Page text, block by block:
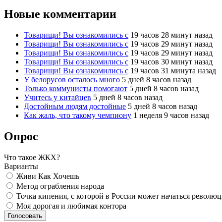
Новые комментарии
Товарищи! Вы ознакомились с 19 часов 28 минут назад
Товарищи! Вы ознакомились с 19 часов 29 минут назад
Товарищи! Вы ознакомились с 19 часов 29 минут назад
Товарищи! Вы ознакомились с 19 часов 30 минут назад
Товарищи! Вы ознакомились с 19 часов 31 минута назад
У белорусов осталось много 5 дней 8 часов назад
Только коммунисты помогают 5 дней 8 часов назад
Учитесь у китайцев 5 дней 8 часов назад
Достойным людям достойные 5 дней 8 часов назад
Как жаль, что такому чемпиону 1 неделя 9 часов назад
Опрос
Что такое ЖКХ?
Варианты
Живи Как Хочешь
Метод ограбления народа
Точка кипения, с которой в России может начаться
Моя дорогая и любимая контора